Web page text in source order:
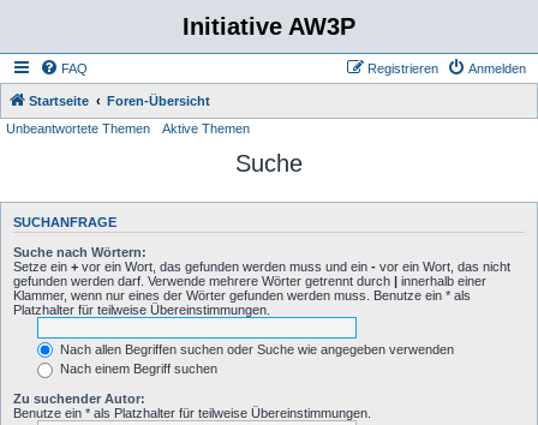
Initiative AW3P
FAQ Anmelden
Registrieren
Startseite
Foren-Übersicht
Unbeantwortete Themen
Aktive Themen
Suche
SUCHANFRAGE
Suche nach Wörtern:
Setze ein + vor ein Wort, das gefunden werden muss und ein - vor ein Wort, das nicht
gefunden werden darf. Verwende mehrere Wörter getrennt durch | innerhalb einer
Klammer, wenn nur eines der Wörter gefunden werden muss. Benutze ein * als
Platzhalter für teilweise Übereinstimmungen.
Nach allen Begriffen suchen oder Suche wie angegeben verwenden
Nach einem Begriff suchen
Zu suchender Autor:
Benutze ein * als Platzhalter für teilweise Übereinstimmungen.